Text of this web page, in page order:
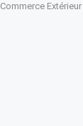
Commerce Extérieur